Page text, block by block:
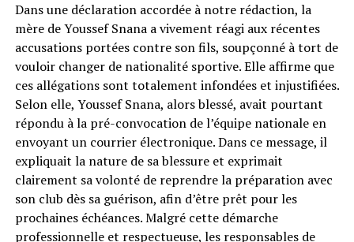
Dans une déclaration accordée à notre rédaction, la
mère de Youssef Snana a vivement réagi aux récentes
accusations portées contre son fils, soupçonné à tort de
vouloir changer de nationalité sportive. Elle affirme que
ces allégations sont totalement infondées et injustifiées.
Selon elle, Youssef Snana, alors blessé, avait pourtant
répondu à la pré-convocation de l’équipe nationale en
envoyant un courrier électronique. Dans ce message, il
expliquait la nature de sa blessure et exprimait
clairement sa volonté de reprendre la préparation avec
son club dès sa guérison, afin d’être prêt pour les
prochaines échéances. Malgré cette démarche
professionnelle et respectueuse, les responsables de